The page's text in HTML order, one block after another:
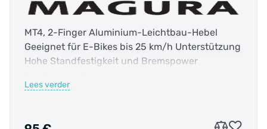
MT4, 2-Finger Aluminium-Leichtbau-Hebel
Geeignet für E-Bikes bis 25 km/h Unterstützung
Hohe Standfestigkeit und Bremspower
Storm SL.2 + HC + CL 160 / 180 / 203 mm
Lees verder